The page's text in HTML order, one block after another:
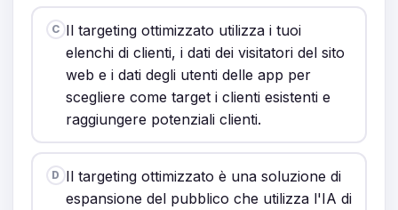
C Il targeting ottimizzato utilizza i tuoi
elenchi di clienti, i dati dei visitatori del sito
web e i dati degli utenti delle app per
scegliere come target i clienti esistenti e
raggiungere potenziali clienti.
D Il targeting ottimizzato è una soluzione di
espansione del pubblico che utilizza l'IA di